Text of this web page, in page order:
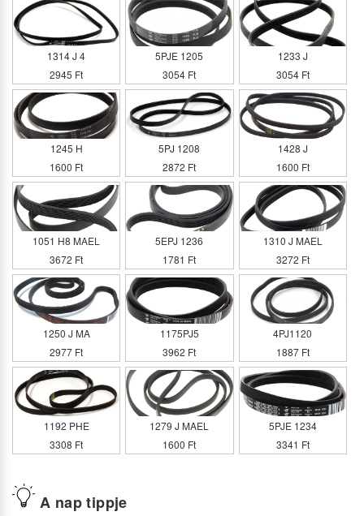
A nap tippje
1314 J 4
2945 Ft
5PJE 1205
3054 Ft
1233 J
3054 Ft
1245 H
1600 Ft
5PJ 1208
2872 Ft
1428 J
1600 Ft
1051 H8 MAEL
3672 Ft
5EPJ 1236
1781 Ft
1310 J MAEL
3272 Ft
1250 J MA
2977 Ft
1175PJ5
3962 Ft
4PJ1120
1887 Ft
1192 PHE
3308 Ft
1279 J MAEL
1600 Ft
5PJE 1234
3341 Ft